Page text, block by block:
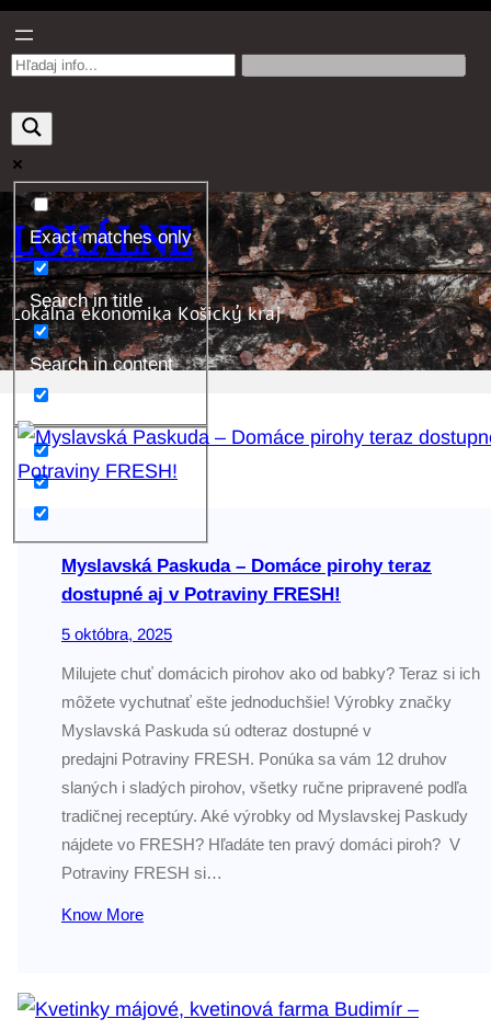
Prejsť
na
obsah
Exact matches only
Search in title
Search in content
LOKÁLNE
Lokálna ekonomika Košický kraj
Myslavská Paskuda – Domáce pirohy teraz
dostupné aj v Potraviny FRESH!
5 októbra, 2025
Milujete chuť domácich pirohov ako od babky? Teraz si ich
môžete vychutnať ešte jednoduchšie! Výrobky značky
Myslavská Paskuda sú odteraz dostupné v
predajni Potraviny FRESH. Ponúka sa vám 12 druhov
slaných i sladých pirohov, všetky ručne pripravené podľa
tradičnej receptúry. Aké výrobky od Myslavskej Paskudy
nájdete vo FRESH? Hľadáte ten pravý domáci piroh? V
Potraviny FRESH si…
Know More